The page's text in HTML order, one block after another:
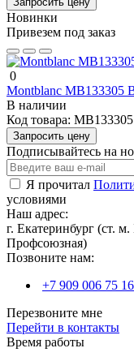
Новинки
Привезем под заказ
0
Montblanc MB133305
В наличии
Код товара: MB133305
Запросить цену
Подписывайтесь на
Я прочитал
условиями
Наш адрес:
г. Екатеринбург (ст.
Профсоюзная)
Позвоните нам:
+7 909 006 75 16
Перезвоните мне
Перейти в контакты
Время работы